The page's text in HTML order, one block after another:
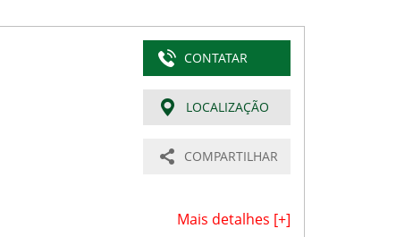
CONTATAR
LOCALIZAÇÃO
COMPARTILHAR
Mais detalhes [+]